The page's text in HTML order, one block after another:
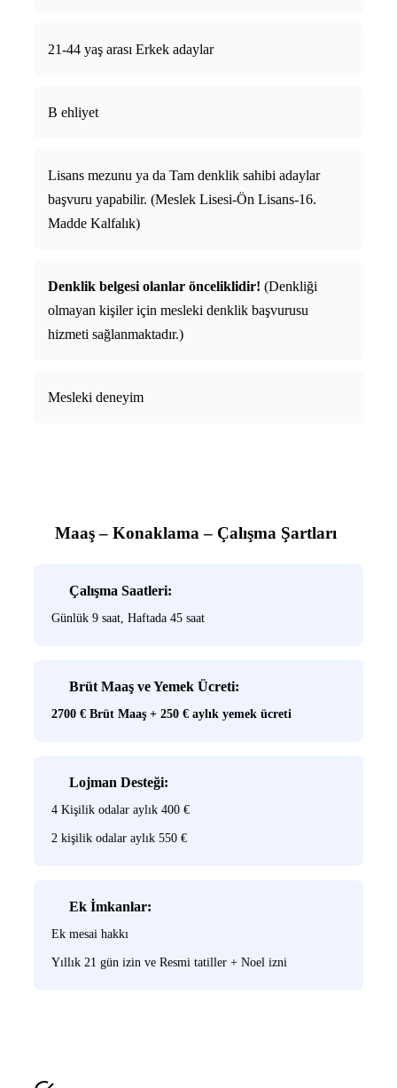
21-44 yaş arası Erkek adaylar
B ehliyet
Lisans mezunu ya da Tam denklik sahibi adaylar
başvuru yapabilir. (Meslek Lisesi-Ön Lisans-16.
Madde Kalfalık)
Denklik belgesi olanlar önceliklidir! (Denkliği
olmayan kişiler için mesleki denklik başvurusu
hizmeti sağlanmaktadır.)
Mesleki deneyim
Maaş – Konaklama – Çalışma Şartları
Çalışma Saatleri:
Günlük 9 saat, Haftada 45 saat
Brüt Maaş ve Yemek Ücreti:
2700 € Brüt Maaş + 250 € aylık yemek ücreti
Lojman Desteği:
4 Kişilik odalar aylık 400 €
2 kişilik odalar aylık 550 €
Ek İmkanlar:
Ek mesai hakkı
Yıllık 21 gün izin ve Resmi tatiller + Noel izni